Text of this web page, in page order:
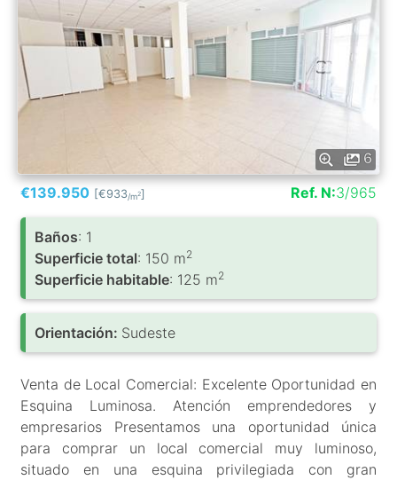
6
€139.950 [€933/m2] Ref. N:3/965
Baños: 1
Superficie total: 150 m2
Superficie habitable: 125 m2
Orientación: Sudeste
Venta de Local Comercial: Excelente Oportunidad en
Esquina Luminosa. Atención emprendedores y
empresarios Presentamos una oportunidad única
para comprar un local comercial muy luminoso,
situado en una esquina privilegiada con gran